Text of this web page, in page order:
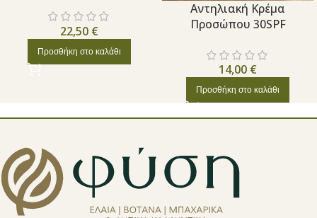
22,50 €
Προσθήκη στο καλάθι
Aντηλιακή Κρέμα
Προσώπου 30SPF
14,00 €
Προσθήκη στο καλάθι